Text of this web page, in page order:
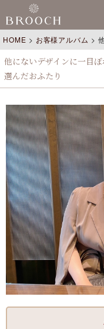
HOME > お客様アルバム >他
他にないデザインに一目
選んだおふたり